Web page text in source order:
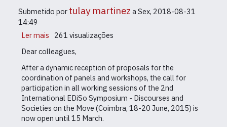
mit
em.
Wodak
Submetido por tulay martinez aSex, 2018-08-31
14:49
Ler mais sobre
2015
-
Discourses
and
Societies
on
the
261 visualizações
Dear colleagues,
After a dynamic reception of proposals for the
coordination of panels and workshops, the call for
participation in all working sessions of the 2nd
International EDiSo Symposium - Discourses and
Societies on the Move (Coimbra, 18-20 June, 2015) is
now open until 15 March.